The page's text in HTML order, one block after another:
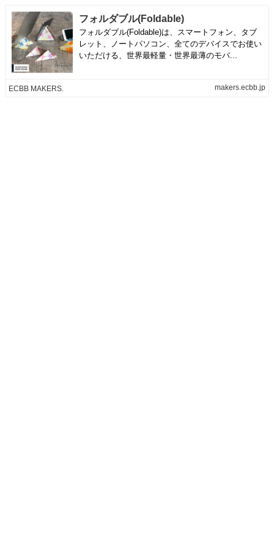
フォルダブル(Foldable)
フォルダブル(Foldable)は、スマートフォン、タブ
レット、ノートパソコン、全てのデバイスでお使い
いただける、世界最軽量・世界最薄のモバ...
ECBB MAKERS. makers.ecbb.jp